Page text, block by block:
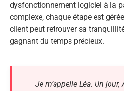
dysfonctionnement logiciel à la
complexe, chaque étape est
client peut retrouver sa
gagnant du temps précieux.
Je m’appelle Léa. Un